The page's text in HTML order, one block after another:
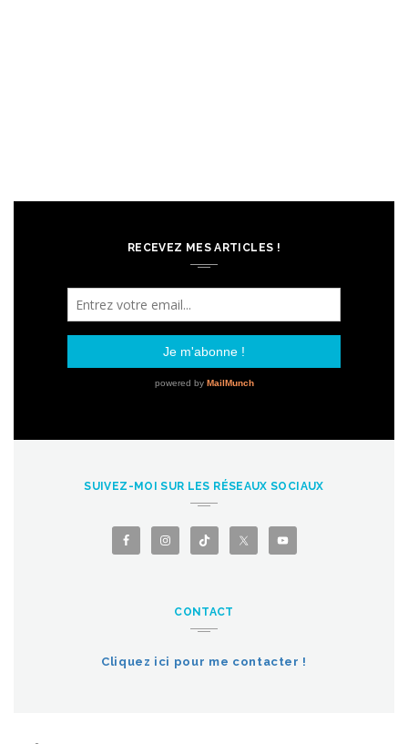
RECEVEZ MES ARTICLES !
SUIVEZ-MOI SUR LES RÉSEAUX SOCIAUX
CONTACT
Cliquez ici pour me contacter !